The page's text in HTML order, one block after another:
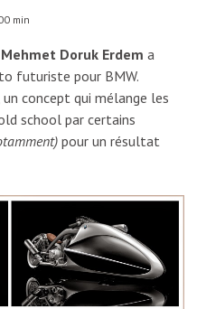
min
Doruk Erdem a
futuriste pour BMW.
un concept qui mélange les
school par certains
pour un résultat